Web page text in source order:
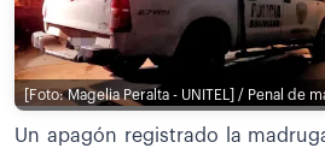
[Foto: Magelia Peralta - UNITEL] / Penal de
Un apagón registrado la